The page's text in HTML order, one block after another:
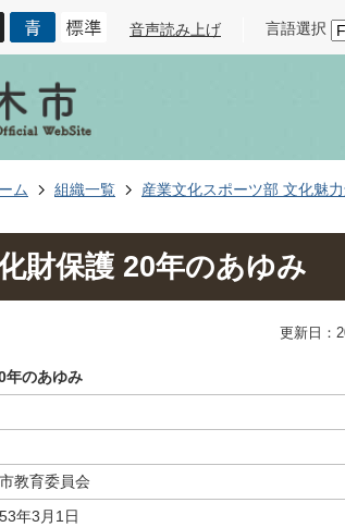
音声読み上げ 言語選択
ム 組織一覧 産業文化スポーツ部 文化魅
財保護 20年のあゆみ
更新日：
年のあゆみ
教育委員会
年3月1日